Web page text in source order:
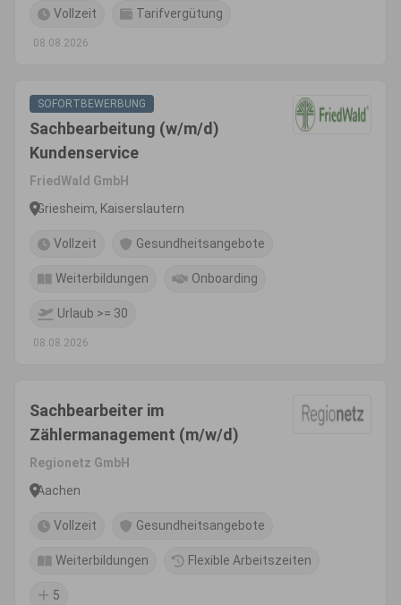
Vollzeit Tarifvergütung
08.08.2026
SOFORTBEWERBUNG
Sachbearbeitung (w/m/d)
Kundenservice
FriedWald GmbH
Griesheim, Kaiserslautern
Vollzeit Gesundheitsangebote
Weiterbildungen Onboarding
Urlaub >= 30
08.08.2026
Sachbearbeiter im
Zählermanagement (m/w/d)
Regionetz GmbH
Aachen
Vollzeit Gesundheitsangebote
Weiterbildungen Flexible Arbeitszeiten
5